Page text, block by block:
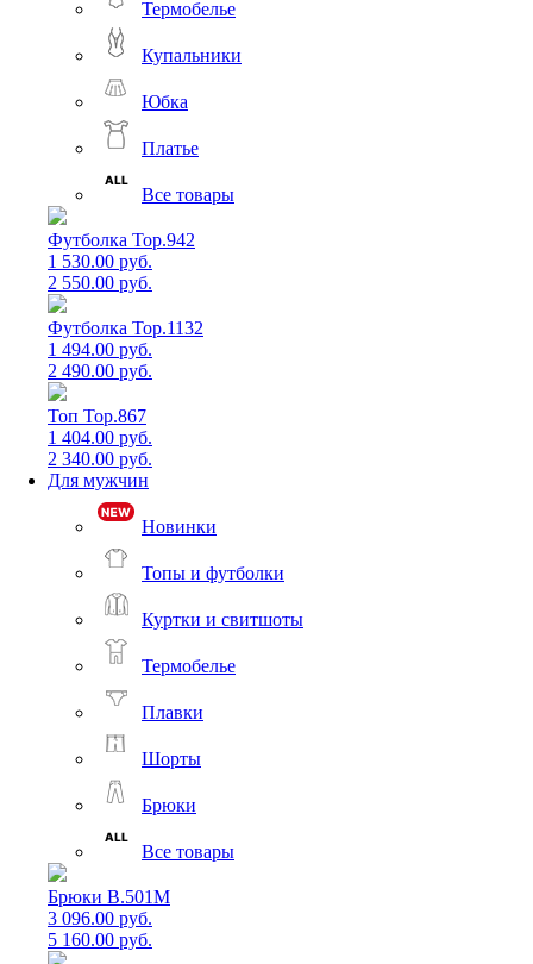
Термобелье
Купальники
Юбка
Платье
Все товары
Футболка Top.942
1 530.00 руб.
2 550.00 руб.
Футболка Top.1132
1 494.00 руб.
2 490.00 руб.
Топ Top.867
1 404.00 руб.
2 340.00 руб.
Для мужчин
Новинки
Топы и футболки
Куртки и свитшоты
Термобелье
Плавки
Шорты
Брюки
Все товары
Брюки B.501M
3 096.00 руб.
5 160.00 руб.